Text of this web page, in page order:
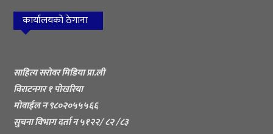
कार्यालयको ठेगाना
साहित्य सरोवर मिडिया प्रा.ली
विराटनगर १ पोखरिया
मोवाईल न ९८०२०५५५६६
सुचना विभाग दर्ता न ५१२२/ ८२ /८३